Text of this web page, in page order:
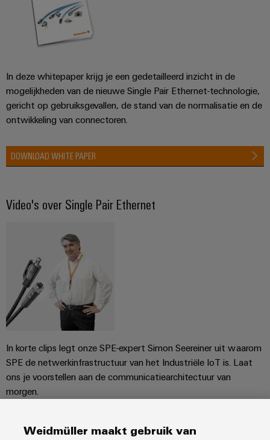
In deze whitepaper krijg je een gedetailleerd inzicht in de
mogelijkheden van de nieuwe Single Pair Ethernet-technologie,
gericht op gebruiksgevallen, de stand van de normalisatie en de
ontwikkeling van connectoren.
DOWNLOAD WHITE PAPER
Video's over Single Pair Ethernet
In korte clips legt onze SPE-expert Simon Seereiner uit waarom
SPE de netwerkinfrastructuur van het Industriële IoT is. Laat
ons je voorstellen aan de communicatiearchitectuur van
morgen.
NAAR DE VIDEO’S
Weidmüller maakt gebruik van